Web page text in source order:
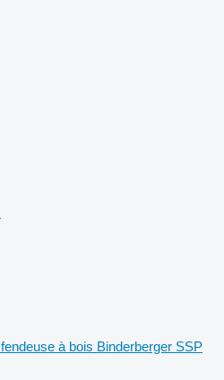
fendeuse à bois Binderberger SSP